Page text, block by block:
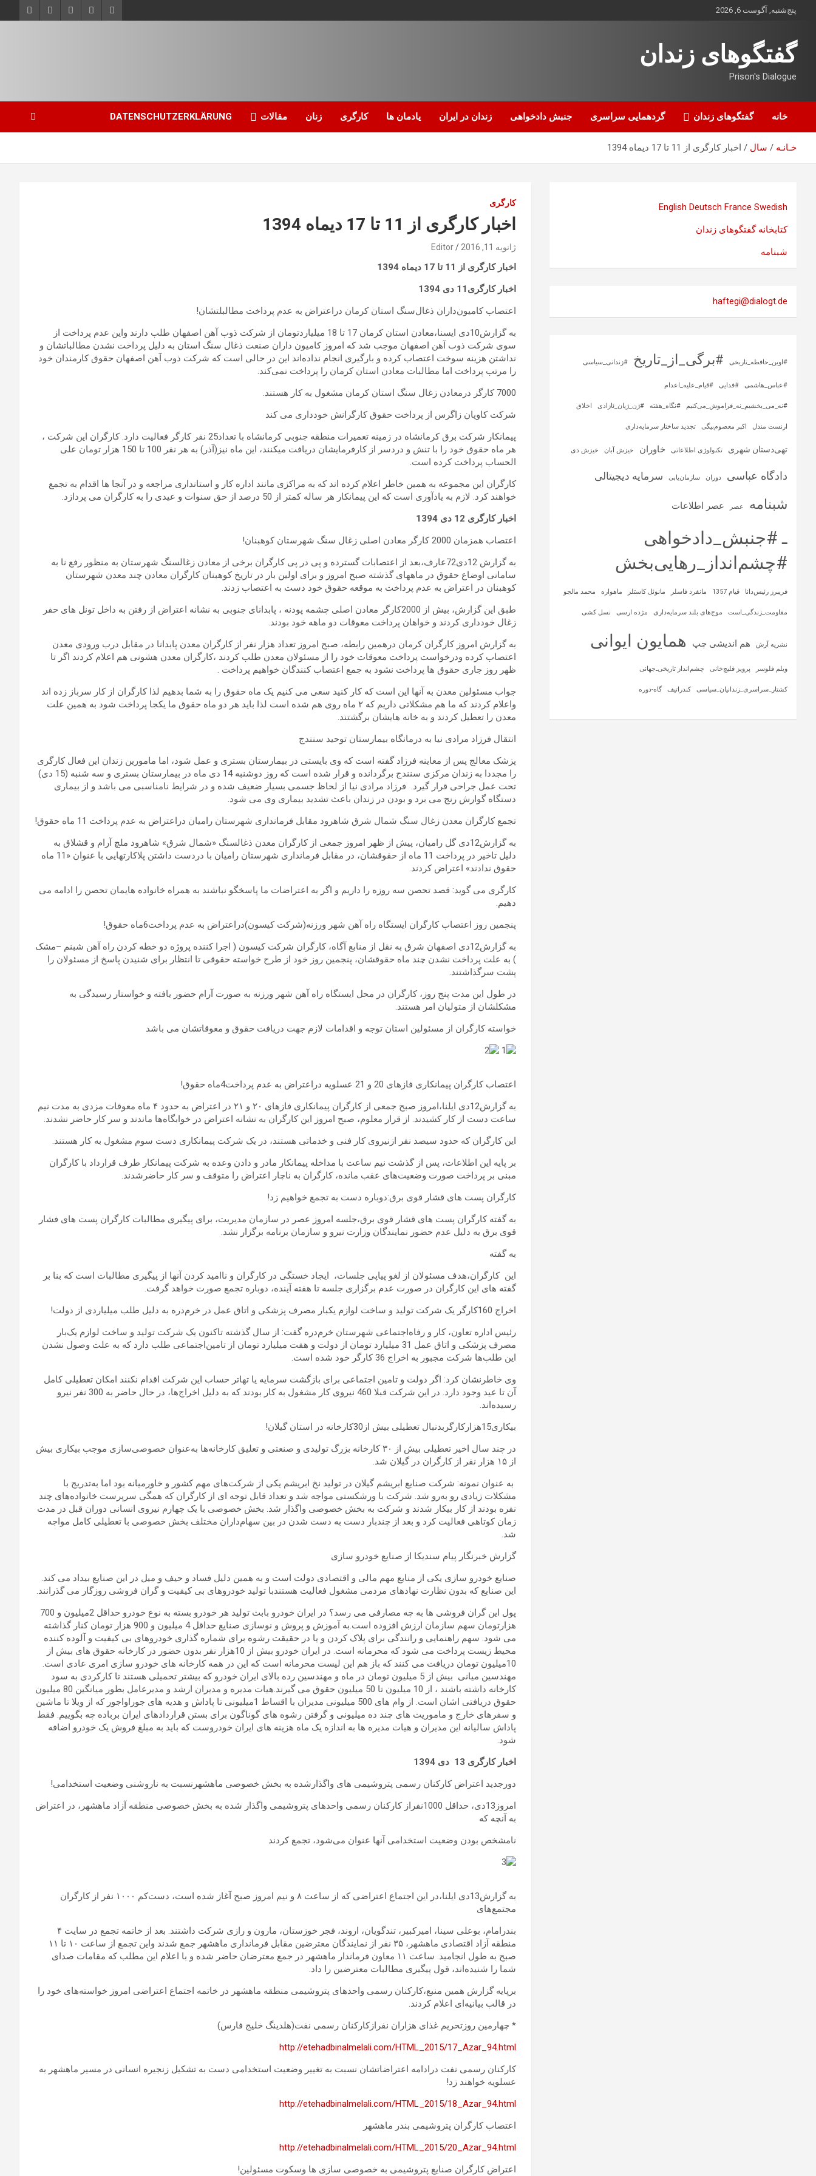
محتوا
پنج‌شنبه, آگوست 6, 2026
گفتگوهای زندان
Prison's Dialogue
خانه گفتگوهای زندان گردهمایی سراسری جنبش دادخواهی زندان در ایران یادمان ها کارگری زنان مقالات DATENSCHUTZERKLÄRUNG
خـانـه سال اخبار کارگری از 11 تا 17 دیماه 1394
کارگری
اخبار کارگری از 11 تا 17 دیماه 1394
ژانویه 11, 2016 Editor
اخبار کارگری از 11 تا 17 دیماه 1394
اخبار کارگری11
دی 1394
اعتصاب کامیون‌داران ذغال‌سنگ استان کرمان دراعتراض به عدم پرداخت مطالبلتشان!
به گزارش10دی ایسنا،معادن استان کرمان 17 تا 18 میلیاردتومان از شرکت ذوب آهن اصفهان طلب دارند واین عدم پرداخت از
سوی شرکت ذوب آهن اصفهان موجب شد که امروز کامیون داران صنعت ذغال سنگ استان به دلیل پرداخت نشدن مطالباتشان و
نداشتن هزینه سوخت اعتصاب کرده و بارگیری انجام نداده‌اند این در حالی است که شرکت ذوب آهن اصفهان حقوق کارمندان خود
را مرتب پرداخت اما مطالبات معادن استان کرمان را پرداخت نمی‌کند.
7000 کارگر درمعادن زغال سنگ استان کرمان مشغول به کار هستند.
شرکت کاویان زاگرس از پرداخت حقوق کارگرانش خودداری می کند
پیمانکار شرکت برق کرمانشاه در زمینه تعمیرات منطقه جنوبی کرمانشاه با تعداد25 نفر کارگر فعالیت دارد. کارگران این شرکت ،
هر ماه حقوق خود را با تنش و دردسر از کارفرمایشان دریافت میکنند، این ماه نیز(آذر) به هر نفر 100 تا 150 هزار تومان علی
الحساب پرداخت کرده است.
کارگران این مجموعه به همین خاطر اعلام کرده اند که به مراکزی مانند اداره کار و استانداری مراجعه و در آنجا ها اقدام به تجمع
خواهند کرد. لازم به یادآوری است که این پیمانکار هر ساله کمتر از 50 درصد از حق سنوات و عیدی را به کارگران می پردازد.
اخبار کارگری 12 دی 1394
اعتصاب همزمان 2000 کارگر معادن اصلی زغال سنگ شهرستان کوهبنان!
به گزارش 12دی72عارف،بعد از اعتصابات گسترده و پی در پی کارگران برخی از معادن زغالسنگ شهرستان به منظور رفع نا به
سامانی اوضاع حقوق در ماههای گذشته صبح امروز و برای اولین بار در تاریخ کوهبنان کارگران معادن چند معدن شهرستان
کوهبنان در اعتراض به عدم پرداخت به موقعه حقوق خود دست به اعتصاب زدند.
طبق این گزارش، بیش از 2000کارگر معادن اصلی چشمه پودنه ، پابدانای جنوبی به نشانه اعتراض از رفتن به داخل تونل های حفر
زغال خودداری کردند و خواهان پرداخت معوقات دو ماهه خود بودند.
به گزارش امروز کارگران کرمان درهمین رابطه، صبح امروز تعداد هزار نفر از کارگران معدن پابدانا در مقابل درب ورودی معدن
اعتصاب کرده ودرخواست پرداخت معوقات خود را از مسئولان معدن طلب کردند ،کارگران معدن هشونی هم اعلام کردند اگر تا
ظهر روز جاری حقوق ها پرداخت نشود به جمع اعتصاب کنندگان خواهیم پرداخت .
جواب مسئولین معدن به آنها این است که کار کنید سعی می کنیم یک ماه حقوق را به شما بدهیم لذا کارگران از کار سرباز زده اند
واعلام کردند که ما هم مشکلاتی داریم که ۲ ماه روی هم شده است لذا باید هر دو ماه حقوق ما یکجا پرداخت شود به همین علت
معدن را تعطیل کردند و به خانه هایشان برگشتند.
انتقال فرزاد مرادی نیا به درمانگاه بیمارستان توحید سنندج
پزشک معالج پس از معاینه فرزاد گفته است که وی بایستی در بیمارستان بستری و عمل شود، اما مامورین زندان این فعال کارگری
را مجددا به زندان مرکزی سنندج برگردانده و قرار شده است که روز دوشنبه 14 دی ماه در بیمارستان بستری و سه شنبه (15 دی)
تحت عمل جراحی قرار گیرد. فرزاد مرادی نیا از لحاظ جسمی بسیار ضعیف شده و در شرایط نامناسبی می باشد و از بیماری
دستگاه گوارش رنج می برد و بودن در زندان باعث تشدید بیماری وی می شود.
تجمع کارگران معدن زغال سنگ شمال شرق شاهرود مقابل فرمانداری شهرستان رامیان دراعتراض به عدم پرداخت 11 ماه حقوق!
به گزارش12دی گل رامیان، پیش از ظهر امروز جمعی از کارگران معدن ذغالسنگ «شمال شرق» شاهرود ملچ آرام و قشلاق به
دلیل تاخیر در پرداخت 11 ماه از حقوقشان، در مقابل فرمانداری شهرستان رامیان با دردست داشتن پلاکارتهایی با عنوان «11 ماه
حقوق ندادند» اعتراض کردند.
کارگری می گوید: قصد تحصن سه روزه را داریم و اگر به اعتراضات ما پاسخگو نباشند به همراه خانواده هایمان تحصن را ادامه می
دهیم.
پنجمین روز اعتصاب کارگران ایستگاه راه آهن شهر ورزنه(شرکت کیسون)دراعتراض به عدم پرداخت6ماه حقوق!
به گزارش12دی اصفهان شرق به نقل از منابع آگاه، کارگران شرکت کیسون ( اجرا کننده پروژه دو خطه کردن راه آهن شبنم –مشک
) به علت پرداخت نشدن چند ماه حقوقشان، پنجمین روز خود از طرح خواسته حقوقی تا انتظار برای شنیدن پاسخ از مسئولان را
پشت سرگذاشتند.
در طول این مدت پنج روز، کارگران در محل ایستگاه راه آهن شهر ورزنه به صورت آرام حضور یافته و خواستار رسیدگی به
مشکلشان از متولیان امر هستند.
خواسته کارگران از مسئولین استان توجه و اقدامات لازم جهت دریافت حقوق و معوقاتشان می باشد
اعتصاب کارگران پیمانکاری فازهای 20 و 21 عسلویه دراعتراض به عدم پرداخت4ماه حقوق!
به گزارش12دی ایلنا،امروز صبح جمعی از کارگران پیمانکاری فازهای ۲۰ و ۲۱ در اعتراض به حدود ۴ ماه معوقات مزدی به مدت نیم
ساعت دست از کار کشیدند. از قرار معلوم، صبح امروز این کارگران به نشانه اعتراض در خوابگاه‌ها ماندند و سر کار حاضر نشدند.
این کارگران که حدود سیصد نفر ازنیروی کار فنی و خدماتی هستند، در یک شرکت پیمانکاری دست سوم مشغول به کار هستند.
بر پایه این اطلاعات، پس از گذشت نیم ساعت با مداخله پیمانکار مادر و دادن وعده به شرکت پیمانکار طرف قرارداد با کارگران
مبنی بر پرداخت صورت وضعیت‌های عقب مانده، کارگران به ناچار اعتراض را متوقف و سر کار حاضرشدند.
کارگران پست های قشار قوی برق:دوباره دست به تجمع خواهیم زد!
به گفته کارگران پست های قشار قوی برق،جلسه امروز عصر در سازمان مدیریت، برای پیگیری مطالبات کارگران پست های فشار
قوی برق به دلیل عدم حضور نمایندگان وزارت نیرو و سازمان برنامه برگزار نشد.
به گفته
این کارگران،هدف مسئولان از لغو پیاپی جلسات، ایجاد خستگی در کارگران و ناامید کردن آنها از پیگیری مطالبات است که بنا بر
گفته های این کارگران در صورت عدم برگزاری جلسه تا هفته آینده، دوباره تجمع صورت خواهد گرفت.
اخراج 160کارگر یک شرکت تولید و ساخت لوازم یکبار مصرف پزشکی و اتاق عمل در خرم‌دره به دلیل طلب میلیاردی از دولت!
رئیس اداره تعاون، کار و رفاه‌اجتماعی شهرستان خرم‌دره گفت: از سال گذشته تاکنون یک شرکت تولید و ساخت لوازم یک‌بار
مصرف پزشکی و اتاق عمل 31 میلیارد تومان از دولت و هفت میلیارد تومان از تامین‌اجتماعی طلب دارد که به علت وصول نشدن
این طلب‌ها شرکت مجبور به اخراج 36 کارگر خود شده است.
وی خاطرنشان کرد: اگر دولت و تامین اجتماعی برای بازگشت سرمایه یا تهاتر حساب این شرکت اقدام نکنند امکان تعطیلی کامل
آن تا عید وجود دارد. در این شرکت قبلا 460 نیروی کار مشغول به کار بودند که به دلیل اخراج‌ها، در حال حاضر به 300 نفر نیرو
رسیده‌اند.
بیکاری15هزارکارگربدنبال تعطیلی بیش از30کارخانه در استان گیلان!
در چند سال اخیر تعطیلی بیش از ۳۰ کارخانه بزرگ تولیدی و صنعتی و تعلیق کارخانه‌ها به‌عنوان خصوصی‌سازی موجب بیکاری بیش
از ۱۵ هزار نفر از کارگران در گیلان شد.
به عنوان نمونه: شرکت صنایع ابریشم گیلان در تولید نخ ابریشم یکی از شرکت‌های مهم کشور و خاورمیانه بود اما به‌تدریج با
مشکلات زیادی رو به‌رو شد. شرکت با ورشکستی مواجه شد و تعداد قابل توجه ای از کارگران که همگی سرپرست خانواده‌های چند
نفره بودند از کار بیکار شدند و شرکت به بخش خصوصی واگذار شد. بخش خصوصی با یک چهارم نیروی انسانی دوران قبل در مدت
زمان کوتاهی فعالیت کرد و بعد از چندبار دست به دست شدن در بین سهام‌داران مختلف بخش خصوصی با تعطیلی کامل مواجه
شد.
گزارش خبرنگار پیام سندیکا از صنایع خودرو سازی
صنایع خودرو سازی یکی از منابع مهم مالی و اقتصادی دولت است و به همین دلیل فساد و حیف و میل در این صنایع بیداد می کند.
این صنایع که بدون نظارت نهادهای مردمی مشغول فعالیت هستندبا تولید خودروهای بی کیفیت و گران فروشی روزگار می گذرانند.
پول این گران فروشی ها به چه مصارفی می رسد؟ در ایران خودرو بابت تولید هر خودرو بسته به نوع خودرو حداقل 2میلیون و 700
هزارتومان سهم سازمان ارزش افزوده است.به آموزش و پروش و نوسازی صنایع حداقل 4 میلیون و 900 هزار تومان کنار گذاشته
می شود. سهم راهنمایی و رانندگی برای پلاک کردن و یا در حقیقت رشوه برای شماره گذاری خودروهای بی کیفیت و آلوده کننده
محیط زیست پرداخت می شود که محرمانه است. در ایران خودرو بیش از 10هزار نفر بدون حضور در کارخانه حقوق های بیش از
10میلیون تومان دریافت می کنند که باز هم این لیست محرمانه است که این در همه کارخانه های خودرو سازی امری عادی است.
مهندسین میانی بیش از 5 میلیون تومان در ماه و مهندسین رده بالای ایران خودرو که بیشتر تحمیلی هستند تا کارکردی به سود
کارخانه داشته باشند ، از 10 میلیون تا 50 میلیون حقوق می گیرند.هیات مدیره و مدیران ارشد و مدیرعامل بطور میانگین 80 میلیون
حقوق دریافتی اشان است. از وام های 500 میلیونی مدیران با اقساط 1میلیونی تا پاداش و هدیه های جوراواجور که از ویلا تا ماشین
و سفرهای خارج و ماموریت های چند ده میلیونی و گرفتن رشوه های گوناگون برای بستن قراردادهای ایران برباده چه بگوییم. فقط
پاداش سالیانه این مدیران و هیات مدیره ها به اندازه یک ماه هزینه های ایران خودروست که باید به مبلغ فروش یک خودرو اضافه
شود.
اخبار کارگری 13 دی 1394
دورجدید اعتراض کارکنان رسمی پتروشیمی های واگذارشده به بخش خصوصی ماهشهرنسبت به ناروشنی وضعیت استخدامی!
امروز13دی، حداقل 1000نفراز کارکنان رسمی واحدهای پتروشیمی واگذار شده به بخش خصوصی منطقه آزاد ماهشهر، در اعتراض
به آنچه که
نامشخص بودن وضعیت استخدامی آنها عنوان می‌شود، تجمع کردند
به گزارش13دی ایلنا،در این اجتماع اعتراضی که از ساعت ۸ و نیم امروز صبح آغاز شده است، دست‌کم ۱۰۰۰ نفر از کارگران
مجتمع‌های
بندرامام، بوعلی سینا، امیرکبیر، تندگویان، اروند، فجر خوزستان، مارون و رازی شرکت داشتند. بعد از خاتمه تجمع در سایت ۴
منطقه آزاد اقتصادی ماهشهر، ۳۵ نفر از نمایندگان معترضین مقابل فرمانداری ماهشهر جمع شدند واین تجمع از ساعت ۱۰ تا ۱۱
صبح به طول انجامید. ساعت ۱۱ معاون فرماندار ماهشهر در جمع معترضان حاضر شده و با اعلام این مطلب که مقامات صدای
شما را شنیده‌اند، قول پیگیری مطالبات معترضین را داد.
برپایه گزارش همین منبع،کارکنان رسمی واحدهای پتروشیمی منطقه ماهشهر در خاتمه اجتماع اعتراضی امروز خواسته‌های خود را
در قالب بیانیه‌ای اعلام کردند.
* چهارمین روزتحریم غذای هزاران نفرازکارکنان رسمی نفت(هلدينگ خليج فارس)
http://etehadbinalmelali.com/HTML_2015/17_Azar_94.html
کارکنان رسمی نفت درادامه اعتراضاتشان نسبت به تغییر وضعیت استخدامی دست به تشکیل زنجیره انسانی در مسیر ماهشهر به
عسلویه خواهند زد!
http://etehadbinalmelali.com/HTML_2015/18_Azar_94.html
اعتصاب کارگران پتروشیمی بندر ماهشهر
http://etehadbinalmelali.com/HTML_2015/20_Azar_94.html
اعتراض کارگران صنایع پتروشیمی به خصوصی سازی ها وسکوت مسئولین!
English Deutsch France Swedish
کتابخانه گفتگوهای زندان
شبنامه
haftegi@dialogt.de
#اوین_حافظه_تاریخی #برگی_از_تاریخ #زندانی_سیاسی
#عباس_هاشمی #فدایی #قیام_علیه_اعدام
#نه_می_بخشیم_نه_فراموش_می‌کنیم #نگاه_هفته #ژن_ژیان_ئازادی اخلاق
ارنست مندل اکبر معصوم‌بیگی تجدید ساختار سرمایه‌داری
تهی‌دستان شهری تکنولوژی اطلاعاتی خاوران خیزش آبان خیزش دی
دادگاه عباسی دوران سازمان‌یابی سرمایه‌ دیجیتالی
شبنامه عصر عصر اطلاعات
ـ #جنبش_دادخواهی
#چشم‌انداز_رهایی‌بخش
فریبرز رئیس‌دانا قیام 1357 مانفرد فاسلر مانوئل کاستلز ماهواره‌ محمد مالجو
مقاومت_زندگی_است موج‌های بلند سرمایه‌داری مژده ارسی نسل کشی
نشریه آرش هم اندیشی چپ همایون ایوانی
ویلم فلوسر پرویز قلیچ‌خانی چشم‌انداز تاریخی‌ـ‌جهانی
کشتار_سراسری_زندانیان_سیاسی کندراتیف گاه-دوره